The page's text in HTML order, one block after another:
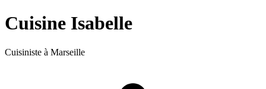
Cuisine Isabelle
Cuisiniste à Marseille